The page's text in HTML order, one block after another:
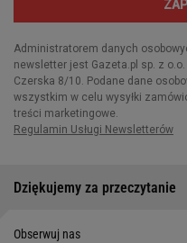
Dziękujemy za przeczytanie
Obserwuj nas